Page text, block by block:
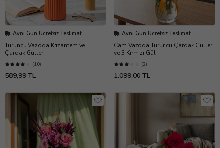
Aynı Gün Ücretsiz Teslimat
Turuncu Vazoda Krizantem ve
Çardak Güller
(10)
589,99 TL
Aynı Gün Ücretsiz Teslimat
Cam Vazoda Turuncu Çardak Güller
ve 3 Kırmızı Gül
(2)
1.099,00 TL